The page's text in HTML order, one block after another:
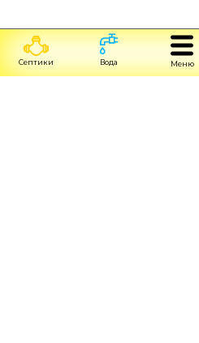
Септики Вода Меню